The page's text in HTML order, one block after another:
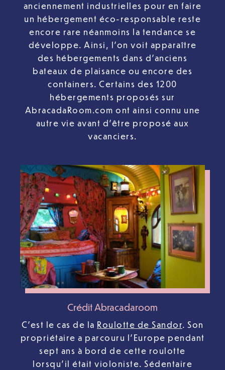
anciennement industrielles pour en faire
un hébergement éco-responsable reste
encore rare néanmoins la tendance se
développe. Ainsi, l’on voit apparaître
des hébergements dans d’anciens
bateaux de plaisance ou encore des
containers. Certains des 1200
hébergements proposés sur
AbracadaRoom.com ont ainsi connu une
autre vie avant d’être proposé aux
vacanciers.
Crédit Abracadaroom
C’est le cas de la Roulotte de Sandor. Son
propriétaire a parcouru l’Europe pendant
sept ans à bord de cette roulotte
lorsqu’il était violoniste. Sédentaire